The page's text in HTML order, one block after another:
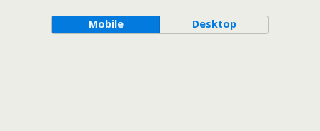
Mobile Desktop